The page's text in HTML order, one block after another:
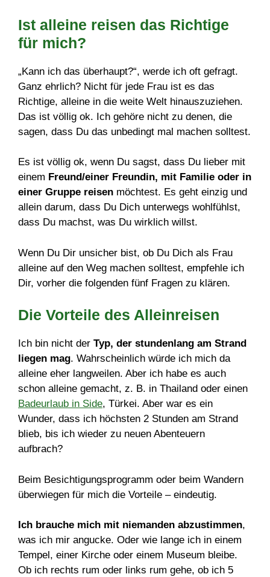
Ist alleine reisen das Richtige
für mich?
„Kann ich das überhaupt?“, werde ich oft gefragt.
Ganz ehrlich? Nicht für jede Frau ist es das
Richtige, alleine in die weite Welt hinauszuziehen.
Das ist völlig ok. Ich gehöre nicht zu denen, die
sagen, dass Du das unbedingt mal machen solltest.
Es ist völlig ok, wenn Du sagst, dass Du lieber mit
einem Freund/einer Freundin, mit Familie oder in
einer Gruppe reisen möchtest. Es geht einzig und
allein darum, dass Du Dich unterwegs wohlfühlst,
dass Du machst, was Du wirklich willst.
Wenn Du Dir unsicher bist, ob Du Dich als Frau
alleine auf den Weg machen solltest, empfehle ich
Dir, vorher die folgenden fünf Fragen zu klären.
Die Vorteile des Alleinreisen
Ich bin nicht der Typ, der stundenlang am Strand
liegen mag. Wahrscheinlich würde ich mich da
alleine eher langweilen. Aber ich habe es auch
schon alleine gemacht, z. B. in Thailand oder einen
Badeurlaub in Side, Türkei. Aber war es ein
Wunder, dass ich höchsten 2 Stunden am Strand
blieb, bis ich wieder zu neuen Abenteuern
aufbrach?
Beim Besichtigungsprogramm oder beim Wandern
überwiegen für mich die Vorteile – eindeutig.
Ich brauche mich mit niemanden abzustimmen,
was ich mir angucke. Oder wie lange ich in einem
Tempel, einer Kirche oder einem Museum bleibe.
Ob ich rechts rum oder links rum gehe, ob ich 5